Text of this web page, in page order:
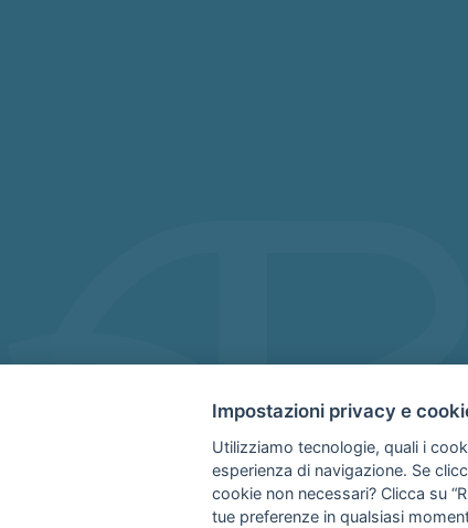
Impostazioni privacy e
Utilizziamo tecnologie, quali i
esperienza di navigazione. Se
cookie non necessari? Clicca su
tue preferenze in qualsiasi